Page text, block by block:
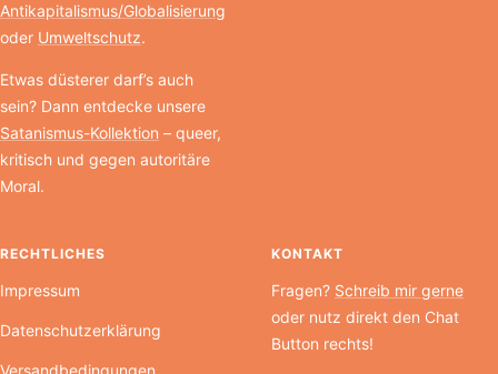
Antikapitalismus/Globalisierung
oder Umweltschutz.
Etwas düsterer darf’s auch
sein? Dann entdecke unsere
Satanismus-Kollektion – queer,
kritisch und gegen autoritäre
Moral.
RECHTLICHES
Impressum
Datenschutzerklärung
KONTAKT
Fragen? Schreib mir gerne
oder nutz direkt den Chat
Button rechts!